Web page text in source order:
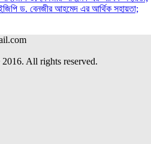
ড. বেনজীর আহমেদ এর আর্থিক সহায়তা;
All rights reserved.